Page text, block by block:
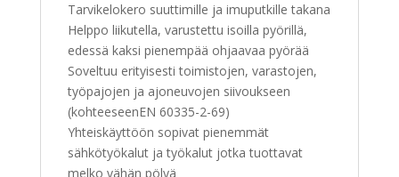
Tarvikelokero suuttimille ja imuputkille takana
Helppo liikutella, varustettu isoilla pyörillä,
edessä kaksi pienempää ohjaavaa pyörää
Soveltuu erityisesti toimistojen, varastojen,
työpajojen ja ajoneuvojen siivoukseen
(kohteeseenEN 60335-2-69)
Yhteiskäyttöön sopivat pienemmät
sähkötyökalut ja työkalut jotka tuottavat
melko vähän pölyä